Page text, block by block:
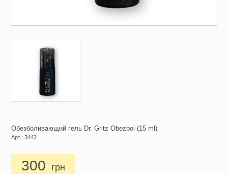
Обезболивающий гель Dr. Gritz Obezbol (15 ml)
Арт.: 3442
300 грн